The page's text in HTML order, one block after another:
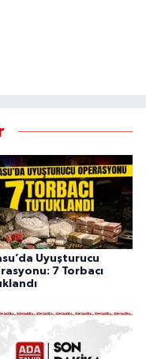
Uyuşturucu
7 Torbacı